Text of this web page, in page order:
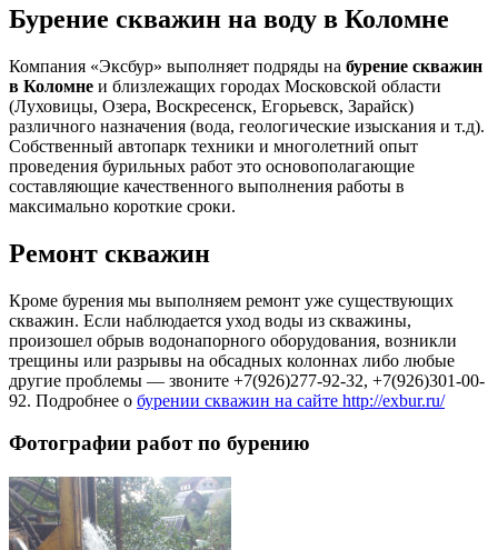
Бурение скважин на воду в Коломне
Компания «Эксбур» выполняет подряды на бурение скважин
в Коломне и близлежащих городах Московской области
(Луховицы, Озера, Воскресенск, Егорьевск, Зарайск)
различного назначения (вода, геологические изыскания и т.д).
Собственный автопарк техники и многолетний опыт
проведения бурильных работ это основополагающие
составляющие качественного выполнения работы в
максимально короткие сроки.
Ремонт скважин
Кроме бурения мы выполняем ремонт уже существующих
скважин. Если наблюдается уход воды из скважины,
произошел обрыв водонапорного оборудования, возникли
трещины или разрывы на обсадных колоннах либо любые
другие проблемы — звоните +7(926)277-92-32, +7(926)301-00-
92. Подробнее о бурении скважин на сайте http://exbur.ru/
Фотографии работ по бурению